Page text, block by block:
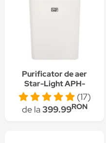
Purificator de aer
Star-Light APH-
2125W, 210 m3/h, 5
niveluri de filtrare,
Indicator calitate aer,
(17)
de la399.99RON